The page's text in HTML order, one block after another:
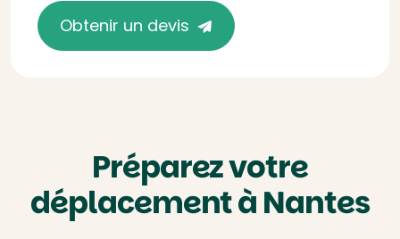
Obtenir un devis
Préparez votre
déplacement à Nantes